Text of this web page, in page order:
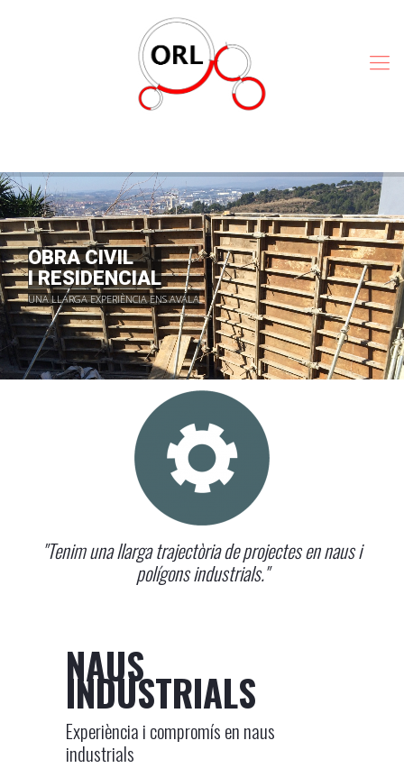
UNA LLARGA EXPERIÈNCIA ENS AVALA
OBRA CIVIL
I RESIDENCIAL
"Tenim una llarga trajectòria de projectes en naus i
polígons industrials."
NAUS
INDUSTRIALS
Experiència i compromís en naus
industrials